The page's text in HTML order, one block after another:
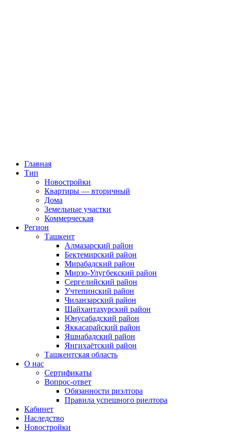
Главная
Тип
Новостройки
Квартиры — вторичный
Дома
Земельные участки
Коммерческая
Регион
Ташкент
Алмазарский район
Бектемирский район
Мирабадский район
Мирзо-Улугбекский район
Сергелийский район
Учтепинский район
Чиланзарский район
Шайхантахурский район
Юнусабадский район
Яккасарайский район
Яшнабадский район
Янгихаётский район
Ташкентская область
О нас
Сертификаты
Вопрос-ответ
Обязанности риэлтора
Правила успешного риелтора
Кабинет
Наследство
Новостройки